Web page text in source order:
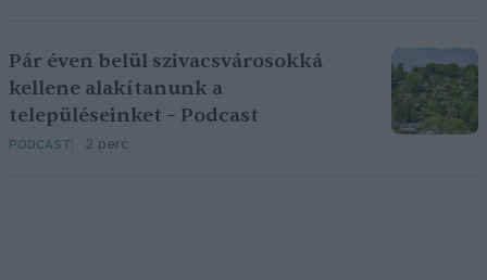
Pár éven belül szivacsvárosokká
kellene alakítanunk a
településeinket – Podcast
PODCAST 2 perc